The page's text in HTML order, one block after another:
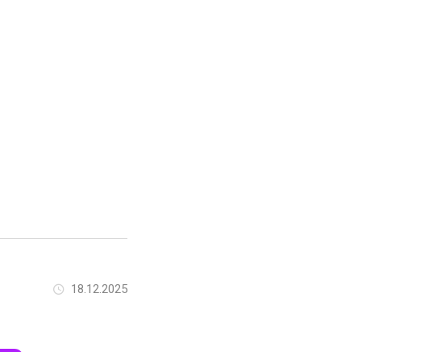
18.12.2025